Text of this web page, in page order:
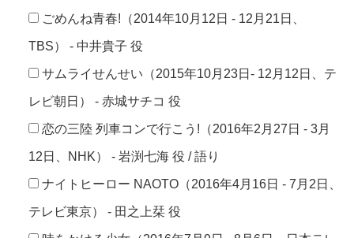
ごめんね青春!（2014年10月12日 - 12月21日、
TBS） - 中井貴子 役
サムライせんせい（2015年10月23日- 12月12日、テ
レビ朝日） - 赤城サチコ 役
恋の三陸 列車コンで行こう!（2016年2月27日 - 3月
12日、NHK） - 岩渕七海 役 / 語り
ナイトヒーロー NAOTO（2016年4月16日 - 7月2日、
テレビ東京） - 田之上栞 役